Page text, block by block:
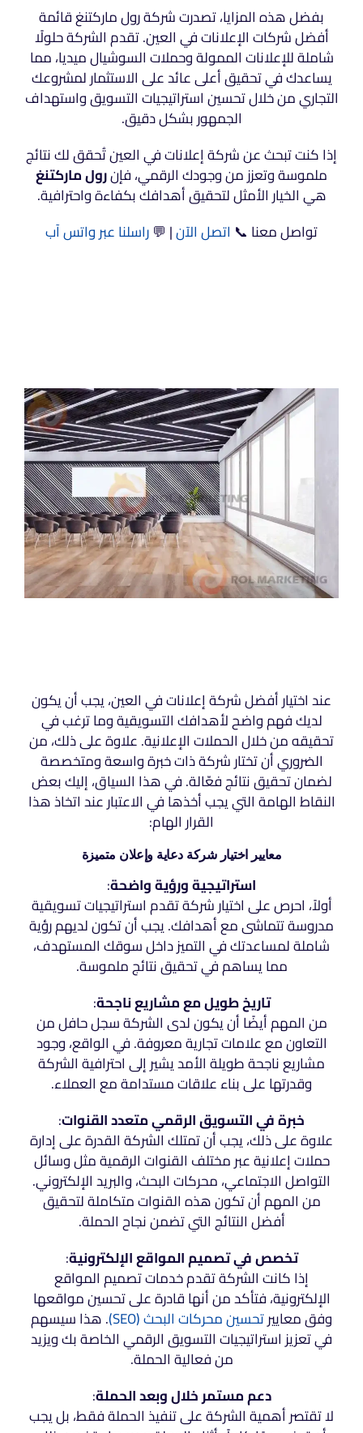
بفضل هذه المزايا، تصدرت شركة رول ماركتنغ قائمة
أفضل شركات الإعلانات في العين. تقدم الشركة حلولًا
شاملة للإعلانات الممولة وحملات السوشيال ميديا، مما
يساعدك في تحقيق أعلى عائد على الاستثمار لمشروعك
التجاري من خلال تحسين استراتيجيات التسويق واستهداف
الجمهور بشكل دقيق.
إذا كنت تبحث عن شركة إعلانات في العين تُحقق لك نتائج
ملموسة وتعزز من وجودك الرقمي، فإنرول ماركتنغ
هي الخيار الأمثل لتحقيق أهدافك بكفاءة واحترافية.
تواصل معنا 📞 اتصل الآن| 💬راسلنا عبر واتس آب
عند اختيار أفضل شركة إعلانات في العين، يجب أن يكون
لديك فهم واضح لأهدافك التسويقية وما ترغب في
تحقيقه من خلال الحملات الإعلانية. علاوة على ذلك، من
الضروري أن تختار شركة ذات خبرة واسعة ومتخصصة
لضمان تحقيق نتائج فعّالة. في هذا السياق، إليك بعض
النقاط الهامة التي يجب أخذها في الاعتبار عند اتخاذ هذا
القرار الهام:
معايير اختيار شركة دعاية وإعلان متميزة
استراتيجية ورؤية واضحة:
أولاً، احرص على اختيار شركة تقدم استراتيجيات تسويقية
مدروسة تتماشى مع أهدافك. يجب أن تكون لديهم رؤية
شاملة لمساعدتك في التميز داخل سوقك المستهدف،
مما يساهم في تحقيق نتائج ملموسة.
تاريخ طويل مع مشاريع ناجحة:
من المهم أيضًا أن يكون لدى الشركة سجل حافل من
التعاون مع علامات تجارية معروفة. في الواقع، وجود
مشاريع ناجحة طويلة الأمد يشير إلى احترافية الشركة
وقدرتها على بناء علاقات مستدامة مع العملاء.
خبرة في التسويق الرقمي متعدد القنوات:
علاوة على ذلك، يجب أن تمتلك الشركة القدرة على إدارة
حملات إعلانية عبر مختلف القنوات الرقمية مثل وسائل
التواصل الاجتماعي، محركات البحث، والبريد الإلكتروني.
من المهم أن تكون هذه القنوات متكاملة لتحقيق
أفضل النتائج التي تضمن نجاح الحملة.
تخصص في تصميم المواقع الإلكترونية:
إذا كانت الشركة تقدم خدمات تصميم المواقع
الإلكترونية، فتأكد من أنها قادرة على تحسين مواقعها
وفق معاييرتحسين محركات البحث (SEO) . هذا سيسهم
في تعزيز استراتيجيات التسويق الرقمي الخاصة بك ويزيد
من فعالية الحملة.
دعم مستمر خلال وبعد الحملة:
لا تقتصر أهمية الشركة على تنفيذ الحملة فقط، بل يجب